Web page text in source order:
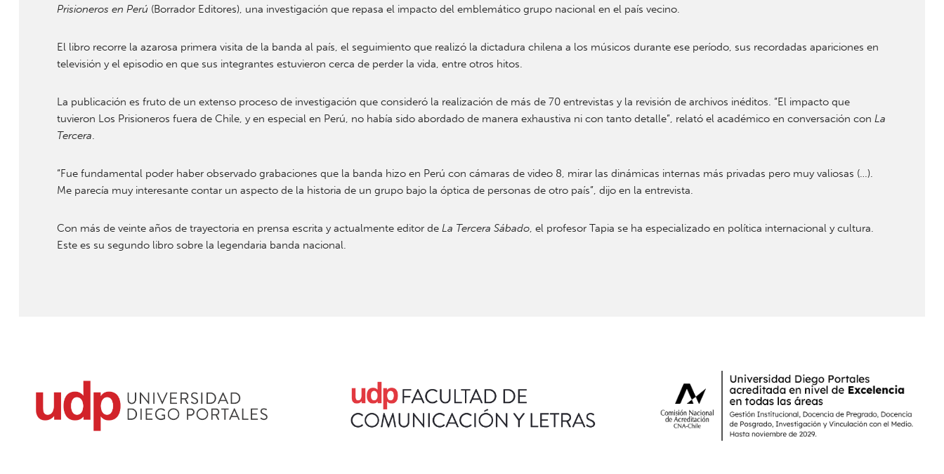
Prisioneros en Perú (Borrador Editores), una investigación que repasa el impacto del emblemático grupo nacional en el país vecino.
El libro recorre la azarosa primera visita de la banda al país, el seguimiento que realizó la dictadura chilena a los músicos durante ese período, sus recordadas apariciones en
televisión y el episodio en que sus integrantes estuvieron cerca de perder la vida, entre otros hitos.
La publicación es fruto de un extenso proceso de investigación que consideró la realización de más de 70 entrevistas y la revisión de archivos inéditos. “El impacto que
tuvieron Los Prisioneros fuera de Chile, y en especial en Perú, no había sido abordado de manera exhaustiva ni con tanto detalle”, relató el académico en conversación con La
Tercera.
“Fue fundamental poder haber observado grabaciones que la banda hizo en Perú con cámaras de video 8, mirar las dinámicas internas más privadas pero muy valiosas (…).
Me parecía muy interesante contar un aspecto de la historia de un grupo bajo la óptica de personas de otro país”, dijo en la entrevista.
Con más de veinte años de trayectoria en prensa escrita y actualmente editor de La Tercera Sábado, el profesor Tapia se ha especializado en política internacional y cultura.
Este es su segundo libro sobre la legendaria banda nacional.